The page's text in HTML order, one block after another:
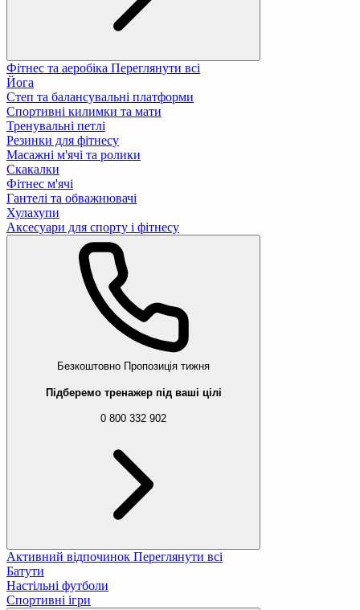
Фітнес та аеробіка Переглянути всі
Йога
Степ та балансувальні платформи
Спортивні килимки та мати
Тренувальні петлі
Резинки для фітнесу
Масажні м'ячі та ролики
Скакалки
Фітнес м'ячі
Гантелі та обважнювачі
Хулахупи
Аксесуари для спорту і фітнесу
Безкоштовно Пропозиція тижня
Підберемо тренажер під ваші цілі
0 800 332 902
Активний відпочинок Переглянути всі
Батути
Настільні футболи
Спортивні ігри